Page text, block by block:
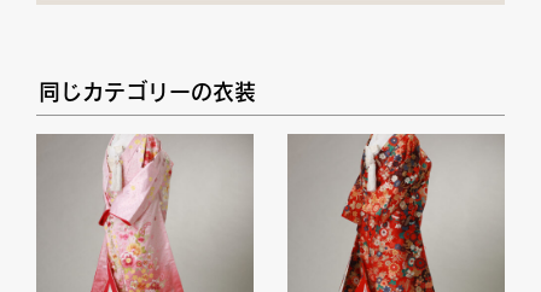
同じカテゴリーの衣装